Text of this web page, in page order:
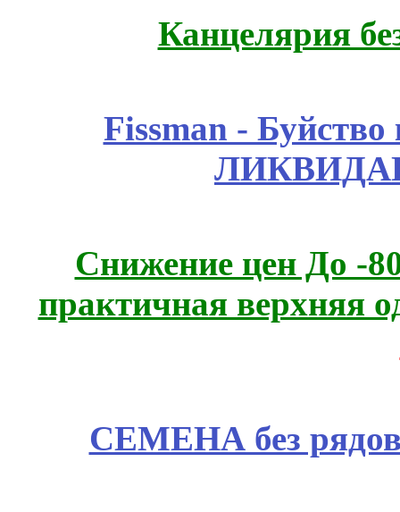
Канцелярия
Fissmаn -
Снижение цен До -
практичная верхняя
СЕМЕНА без